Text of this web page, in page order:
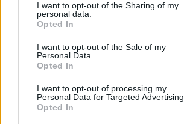
I want to opt-out of the Sharing of my
personal data.
Opted In
I want to opt-out of the Sale of my
Personal Data.
Opted In
I want to opt-out of processing my
Personal Data for Targeted Advertising.
Opted In